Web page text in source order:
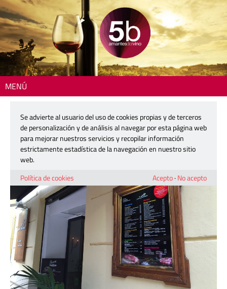
MENÚ
Asador San Telmo
Se advierte al usuario del uso de cookies propias y de terceros
de personalización y de análisis al navegar por esta página web
para mejorar nuestros servicios y recopilar información
estrictamente estadística de la navegación en nuestro sitio
web.
Política de cookies
Acepto· No acepto